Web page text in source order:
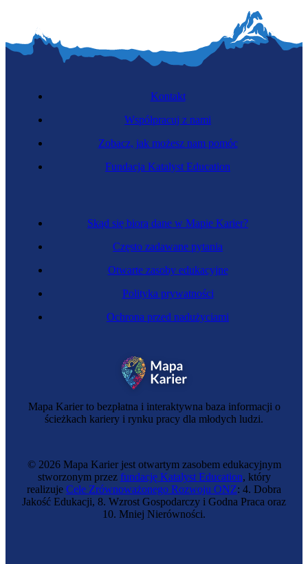
Mapa Karier to bezpłatna i interaktywna baza informacji o
ścieżkach kariery i rynku pracy dla młodych ludzi.
Skąd się biorą dane w Mapie Karier?
Często zadawane pytania
Otwarte zasoby edukacyjne
Polityka prywatności
Ochrona przed nadużyciami
Kontakt
Współpracuj z nami
Zobacz, jak możesz nam pomóc
Fundacja Katalyst Education
© 2026 Mapa Karier jest otwartym zasobem edukacyjnym
stworzonym przez fundację Katalyst Education, który
realizuje Cele Zrównoważonego Rozwoju ONZ: 4. Dobra
Jakość Edukacji, 8. Wzrost Gospodarczy i Godna Praca oraz
10. Mniej Nierówności.